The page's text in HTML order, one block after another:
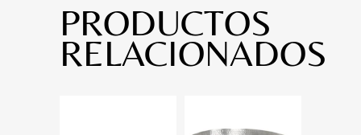
PRODUCTOS
RELACIONADOS